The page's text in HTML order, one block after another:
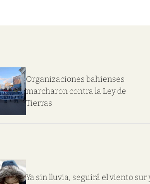
Organizaciones bahienses
marcharon contra la Ley de
Tierras
Ya sin lluvia, seguirá el viento sur